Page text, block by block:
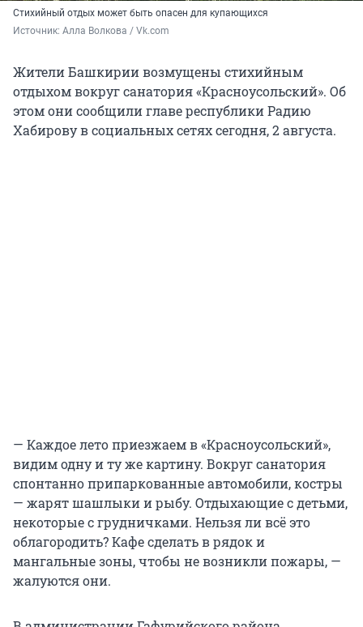
Стихийный отдых может быть опасен для купающихся
Источник: Алла Волкова / Vk.com
Жители Башкирии возмущены стихийным
отдыхом вокруг санатория «Красноусольский». Об
этом они сообщили главе республики Радию
Хабирову в социальных сетях сегодня, 2 августа.
— Каждое лето приезжаем в «Красноусольский»,
видим одну и ту же картину. Вокруг санатория
спонтанно припаркованные автомобили, костры
— жарят шашлыки и рыбу. Отдыхающие с детьми,
некоторые с грудничками. Нельзя ли всё это
облагородить? Кафе сделать в рядок и
мангальные зоны, чтобы не возникли пожары, —
жалуются они.